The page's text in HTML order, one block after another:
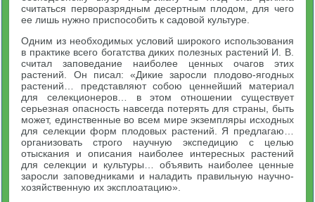
считаться перворазрядным десертным плодом, для чего
ее лишь нужно приспособить к садовой культуре.
Одним из необходимых условий широкого использования
в практике всего богатства диких полезных растений И. В.
считал заповедание наиболее ценных очагов этих
растений. Он писал: «Дикие заросли плодово-ягодных
растений… представляют собою ценнейший материал
для селекционеров… в этом отношении существует
серьезная опасность навсегда потерять для страны, быть
может, единственные во всем мире экземпляры исходных
для селекции форм плодовых растений. Я предлагаю…
организовать строго научную экспедицию с целью
отыскания и описания наиболее интересных растений
для селекции и культуры… объявить наиболее ценные
заросли заповедниками и наладить правильную научно-
хозяйственную их эксплоатацию».